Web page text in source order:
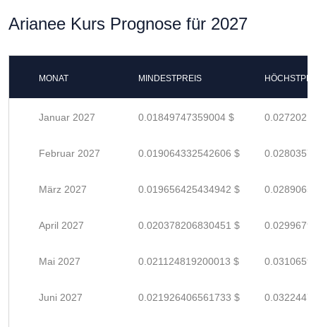
Arianee Kurs Prognose für 2027
MONAT MINDESTPREIS
Januar 2027 0.01849747359004 $
Februar 2027 0.019064332542606 $
März 2027 0.019656425434942 $
April 2027 0.020378206830451 $
Mai 2027 0.021124819200013 $
Juni 2027 0.021926406561733 $